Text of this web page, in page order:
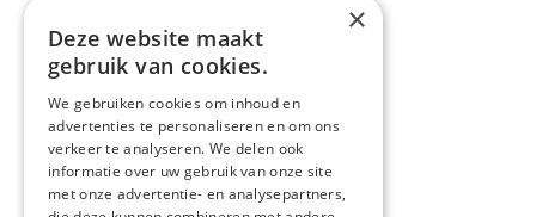
×
Deze website maakt
gebruik van cookies.
We gebruiken cookies om inhoud en
advertenties te personaliseren en om ons
verkeer te analyseren. We delen ook
informatie over uw gebruik van onze site
met onze advertentie- en analysepartners,